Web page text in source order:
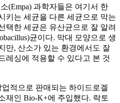
(Empa) 과학자들은 여기서 한
키는 세균을 다른 세균으로 막는
택한 세균은 유산균으로 잘 알려
균이다. 막대 모양으로 생
만, 산소가 있는 환경에서도 잘
레싱에 적용할 수 있다고 본 것
적으로 판매되는 하이드로겔
재인 Bio-K+에 주입했다. 락토